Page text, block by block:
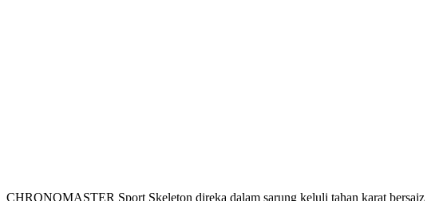
CHRONOMASTER Sport Skeleton direka dalam sarung keluli tahan karat bersaiz